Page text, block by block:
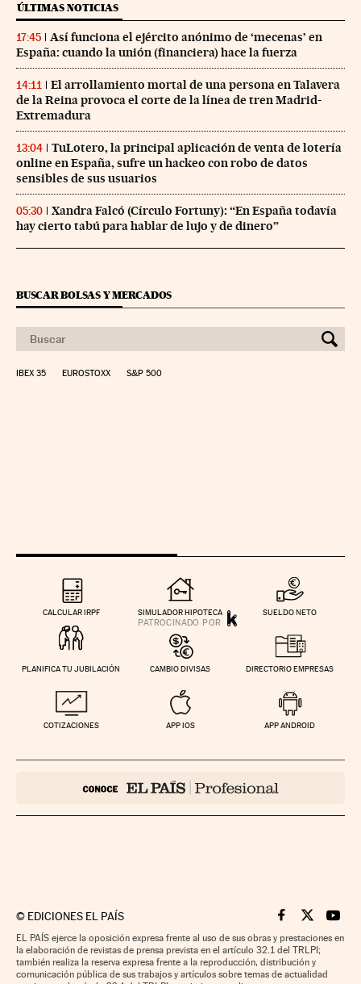
ÚLTIMAS NOTICIAS
17:45
Así funciona el ejército anónimo de ‘mecenas’ en
España: cuando la unión (financiera) hace la fuerza
14:11
El arrollamiento mortal de una persona en Talavera
de la Reina provoca el corte de la línea de tren Madrid-
Extremadura
13:04
TuLotero, la principal aplicación de venta de lotería
online en España, sufre un hackeo con robo de datos
sensibles de sus usuarios
05:30
Xandra Falcó (Círculo Fortuny): “En España todavía
hay cierto tabú para hablar de lujo y de dinero”
BUSCAR BOLSAS Y MERCADOS
IBEX 35 EUROSTOXX S&P 500
CALCULAR IRPF SIMULADOR HIPOTECA SUELDO NETO
PLANIFICA TU JUBILACIÓN CAMBIO DIVISAS DIRECTORIO EMPRESAS
COTIZACIONES APP IOS APP ANDROID
© EDICIONES EL PAÍS Cinco Días en
Cinco Días
Cinco
EL PAÍS ejerce la oposición expresa frente al uso de sus obras y prestaciones en
la elaboración de revistas de prensa prevista en el artículo 32.1 del TRLPI;
también realiza la reserva expresa frente a la reproducción, distribución y
comunicación pública de sus trabajos y artículos sobre temas de actualidad